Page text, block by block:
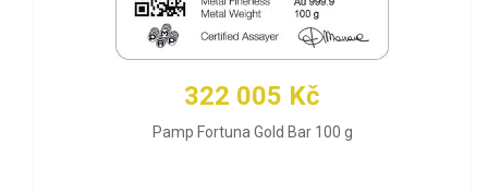
322 005 Kč
Pamp Fortuna Gold Bar 100 g